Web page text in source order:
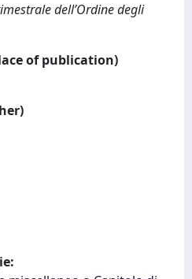
dell’Ordine degli
of publication)